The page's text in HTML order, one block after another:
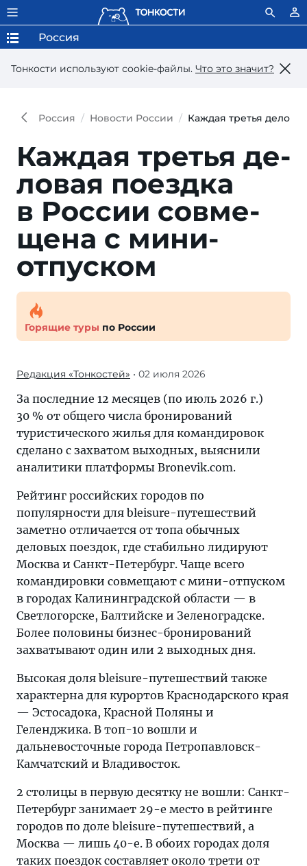
Тонкости используют сookie-файлы. Что это значит?
Россия
Россия Новости России Каждая третья
Каждая третья де­
ло­вая по­езд­ка
в Рос­сии сов­ме­
ще­на с мини-
отпуском
Горящие туры по России
Редакция «Тонкостей» • 02 июля 2026
За последние 12 месяцев (по июль 2026 г.)
30 % от общего числа бронирований
туристического жилья для командировок
сделано с захватом выходных, выяснили
аналитики платформы Bronevik.com.
Рейтинг российских городов по
популярности для bleisure-путешествий
заметно отличается от топа обычных
деловых поездок, где стабильно лидируют
Москва и Санкт-Петербург. Чаще всего
командировки совмещают с мини-отпуском
в городах Калининградской области — в
Светлогорске, Балтийске и Зеленоградске.
Более половины бизнес-бронирований
захватывают один или 2 выходных дня.
Высокая доля bleisure-путешествий также
характерна для курортов Краснодарского края
— Эстосадока, Красной Поляны и
Геленджика. В топ-10 вошли и
дальневосточные города Петропавловск-
Камчатский и Владивосток.
2 столицы в первую десятку не вошли: Санкт-
Петербург занимает 29-е место в рейтинге
городов по доле bleisure-путешествий, а
Москва — лишь 40-е. В обоих городах доля
таких поездок составляет около трети от